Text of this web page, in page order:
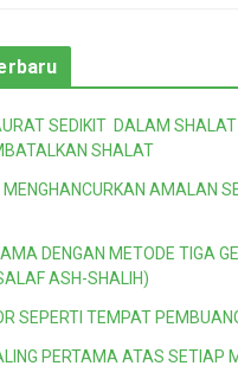
SEDIKIT DALAM
SHALAT
AMALAN
DENGAN METODE TIGA
ASH-SHALIH)
SEPERTI TEMPAT
PERTAMA ATAS SETIAP